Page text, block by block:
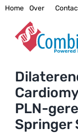
Ga
inhoud
Home Over
PLN-
Springer